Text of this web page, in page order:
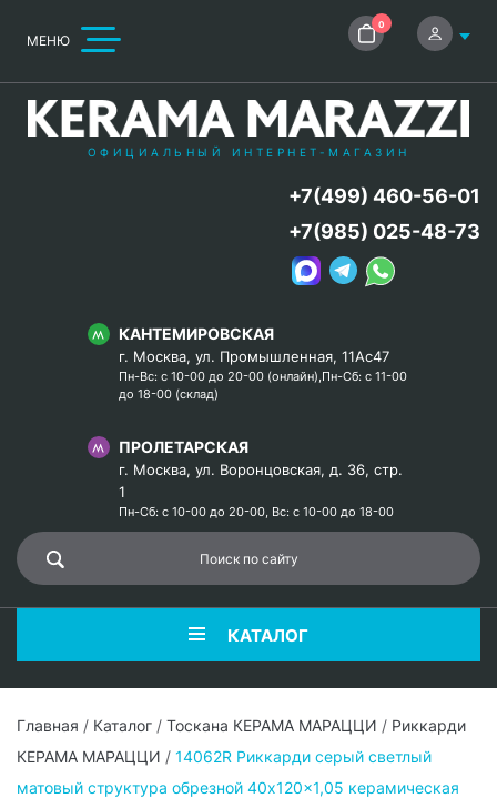
МЕНЮ
0
ОФИЦИАЛЬНЫЙ ИНТЕРНЕТ-МАГАЗИН
КАНТЕМИРОВСКАЯ
г. Москва, ул. Промышленная, 11Ас47
Пн-Вс: с 10-00 до 20-00 (онлайн),Пн-Сб: с 11-00
до 18-00 (склад)
ПРОЛЕТАРСКАЯ
г. Москва, ул. Воронцовская, д. 36, стр.
1
Пн-Сб: с 10-00 до 20-00, Вс: с 10-00 до 18-00
+7(499) 460-56-01
+7(985) 025-48-73
КАТАЛОГ
Главная / Каталог / Тоскана КЕРАМА МАРАЦЦИ / Риккарди
КЕРАМА МАРАЦЦИ / 14062R Риккарди серый светлый
матовый структура обрезной 40x120x1,05 керамическая